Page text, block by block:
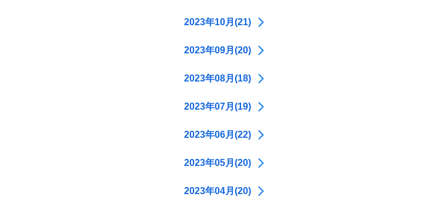
2023年10月(21)
2023年09月(20)
2023年08月(18)
2023年07月(19)
2023年06月(22)
2023年05月(20)
2023年04月(20)